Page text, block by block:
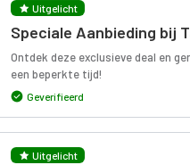
Uitgelicht
Speciale Aanbieding bij
Ontdek deze exclusieve deal en
een beperkte tijd!
Geverifieerd
Uitgelicht